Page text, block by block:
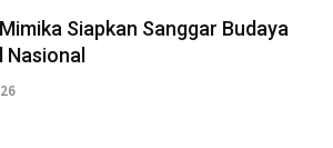
Siapkan Sanggar Budaya
Nasional